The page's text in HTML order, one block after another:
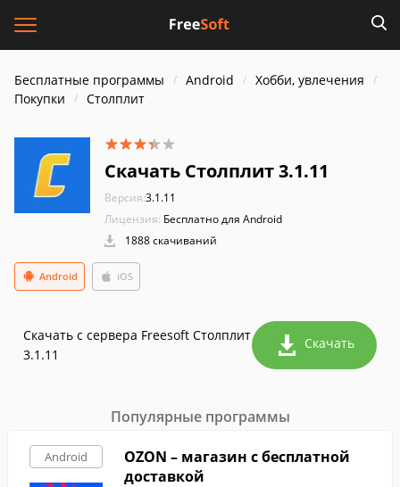
Бесплатные программы Android
Хобби, увлечения
Покупки
Столплит
Скачать Столплит 3.1.11
Версия:3.1.11
Лицензия: Бесплатно для Android
1888 скачиваний
Android iOS
Скачать с сервера Freesoft Столплит
3.1.11
Скачать
Популярные программы
Android
OZON – магазин с бесплатной
доставкой